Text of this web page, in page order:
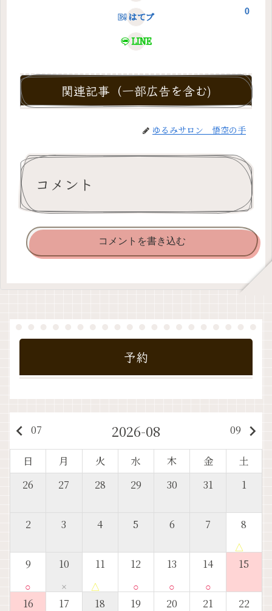
はてブ
0
LINE
関連記事（一部広告を含む)
ゆるみサロン 悟空の手
コメント
コメントを書き込む
予約
keyboard_arrow_left 07 2026-08 09 keyboard_arrow_right
日 月 火 水 木 金
土
26
27 28 29 30 31 1
2 3 4 5 6 7 8
△
9
○
10
×
11
△
12
○
13
○
14
○
15
16 17 18 19 20 21 22